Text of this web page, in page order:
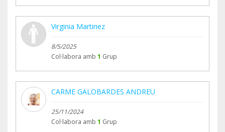
Virginia Martinez
8/5/2025
Col·labora amb 1 Grup
CARME GALOBARDES ANDREU
25/11/2024
Col·labora amb 1 Grup